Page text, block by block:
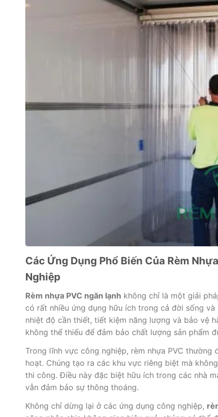
Các Ứng Dụng Phổ Biến Của Rèm
Nghiệp
Rèm nhựa PVC ngăn lạnh không chỉ là một giải
có rất nhiều ứng dụng hữu ích trong cả đời sống
nhiệt độ cần thiết, tiết kiệm năng lượng và bảo vệ
không thể thiếu để đảm bảo chất lượng sản phẩm
Trong lĩnh vực công nghiệp, rèm nhựa PVC
hoạt. Chúng tạo ra các khu vực riêng biệt mà
thi công. Điều này đặc biệt hữu ích trong các nhà
vẫn đảm bảo sự thông thoáng.
Không chỉ dừng lại ở các ứng dụng công nghiệp,